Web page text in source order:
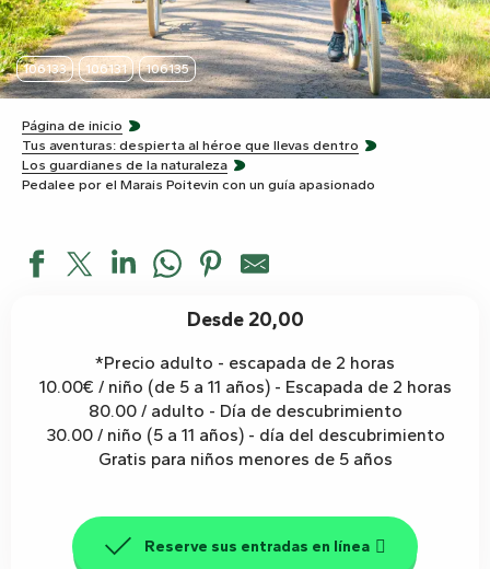
106133 106131 106135
Página de inicio
Tus aventuras: despierta al héroe que llevas dentro
Los guardianes de la naturaleza
Pedalee por el Marais Poitevin con un guía apasionado
Desde 20,00
*Precio adulto - escapada de 2 horas
10.00€ / niño (de 5 a 11 años) - Escapada de 2 horas
80.00 / adulto - Día de descubrimiento
30.00 / niño (5 a 11 años) - día del descubrimiento
Gratis para niños menores de 5 años
Reserve sus entradas en línea